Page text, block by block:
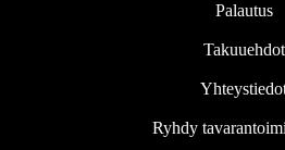
Palautus
Takuuehdot
Ryhdy